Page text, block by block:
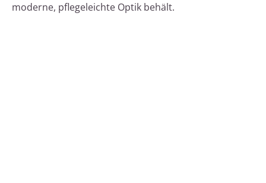
moderne, pflegeleichte Optik behält.